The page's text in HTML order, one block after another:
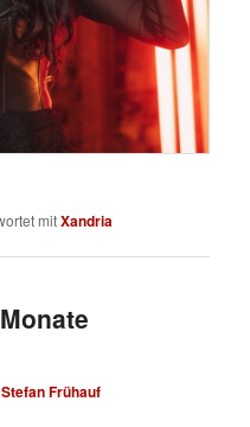
mitXandria
Stefan Frühauf